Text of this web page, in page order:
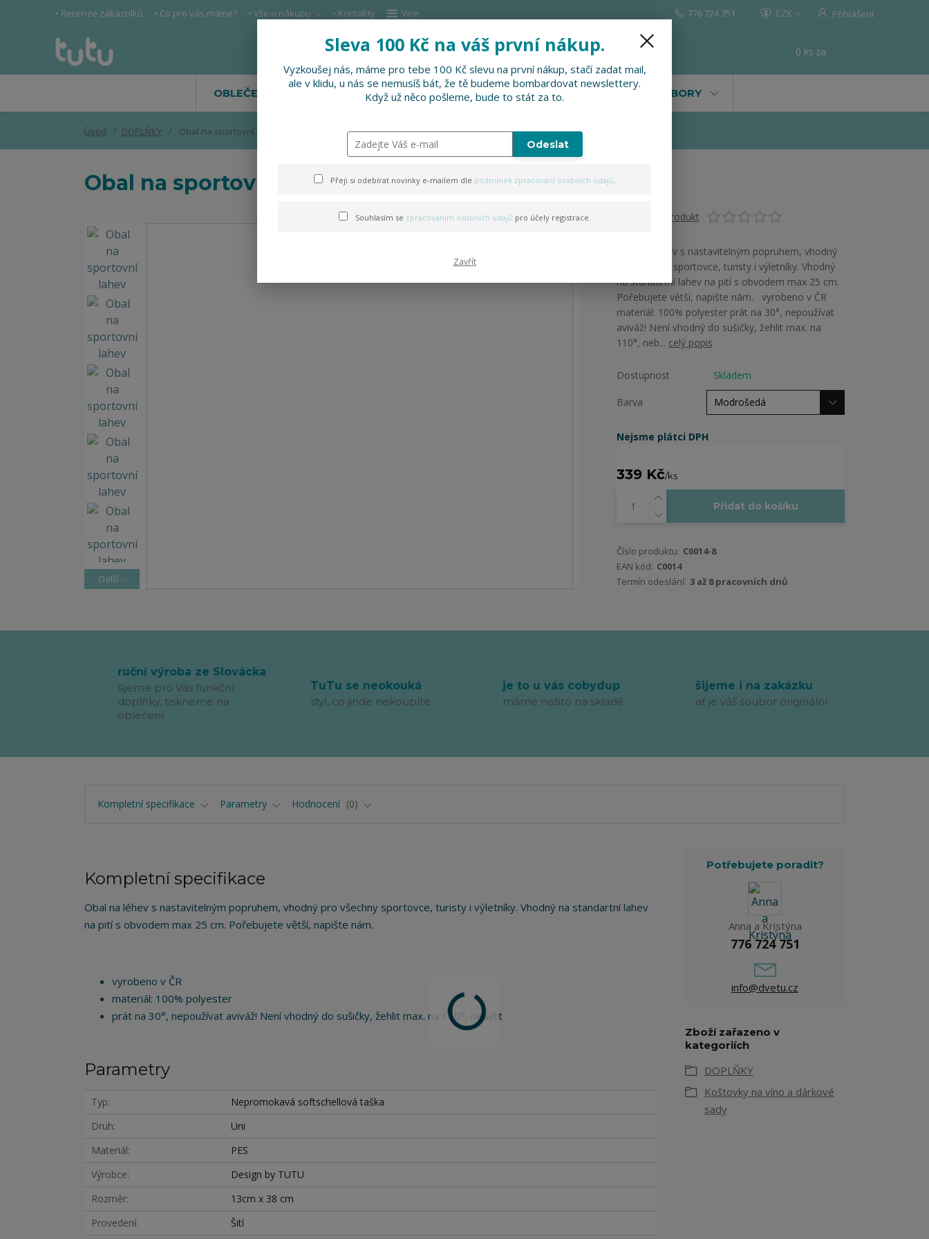
• Recenze zákazníků • Co pro vás máme? • Vše o nákupu • Kontakty Více CZK Přihlášení
Hledat
776 724 751
0 ks za
OBLEČENÍ DOPLŇKY SLEVNĚNO PRO FIRMY, FESTIVALY, SOUBORY
Úvod DOPLŇKY Obal na sportovní lahev
Obal na sportovní lahev
Další
Ohodnotit produkt
Obal na léhev s nastavitelným popruhem, vhodný
pro všechny sportovce, turisty i výletníky. Vhodný
na standartní lahev na pití s obvodem max 25 cm.
Pořebujete větší, napište nám. vyrobeno v ČR
materiál: 100% polyester prát na 30°, nepoužívat
aviváž! Není vhodný do sušičky, žehlit max. na
110°, neb... celý popis
Dostupnost Skladem
Barva
Nejsme plátci DPH
339 Kč/ks
Přidat do košíku
Číslo produktu: C0014-8
EAN kód: C0014
Termín odeslání: 3 až 8 pracovních dnů
ruční výroba ze Slovácka
šijeme pro Vás funkční
doplňky, tiskneme na
oblečení
TuTu se neokouká
styl, co jinde nekoupíte
je to u vás cobydup
máme našito na skladě
šijeme i na zakázku
ať je váš soubor originální
Kompletní specifikace Parametry Hodnocení 0
Kompletní specifikace
Obal na léhev s nastavitelným popruhem, vhodný pro všechny sportovce, turisty i výletníky. Vhodný na standartní lahev
na pití s obvodem max 25 cm. Pořebujete větší, napište nám.
vyrobeno v ČR
materiál: 100% polyester
prát na 30°, nepoužívat aviváž! Není vhodný do sušičky, žehlit max. na 110°, nebělit
Parametry
Typ
Nepromokavá softschellová taška
Druh
Uni
Materiál
PES
Výrobce
Design by TUTU
Rozměr
13cm x 38 cm
Provedení
Šití
Potřebujete poradit?
Anna a Kristýna
776 724 751
info@dvetu.cz
Zboží zařazeno v
kategoriích
DOPLŇKY
Koštovky na víno a dárkové
sady
Sleva 100 Kč na váš první nákup.
Vyzkoušej nás, máme pro tebe 100 Kč slevu na první nákup, stačí zadat mail,
ale v klidu, u nás se nemusíš bát, že tě budeme bombardovat newslettery.
Když už něco pošleme, bude to stát za to.
Odeslat
Přeji si odebírat novinky e-mailem dle podmínek zpracování osobních údajů.
Souhlasím se zpracováním osobních údajů pro účely registrace.
Zavřít